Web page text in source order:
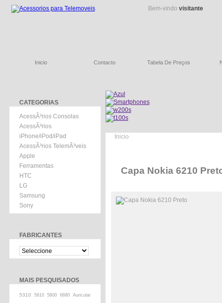
Bem-vindo visitante
Inicio Contacto Tabela De Preços
CATEGORIAS
AcessÃ³rios Consolas
AcessÃ³rios
iPhone/iPod/iPad
AcessÃ³rios TelemÃ³veis
Apple
Ferramentas
HTC
LG
Samsung
Sony
FABRICANTES
MAIS PESQUISADOS
5310 5610 5800 6680 Auricular
Inicio
Capa Nokia 6210